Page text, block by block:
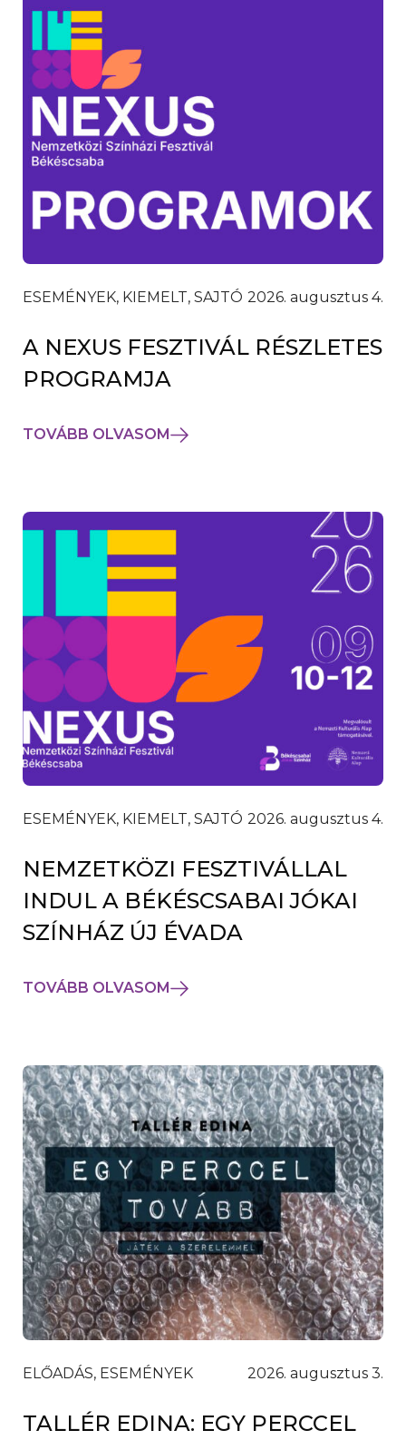
ESEMÉNYEK, KIEMELT, SAJTÓ 2026. augusztus 4.
A NEXUS FESZTIVÁL RÉSZLETES
PROGRAMJA
TOVÁBB OLVASOM
ESEMÉNYEK, KIEMELT, SAJTÓ 2026. augusztus 4.
NEMZETKÖZI FESZTIVÁLLAL
INDUL A BÉKÉSCSABAI JÓKAI
SZÍNHÁZ ÚJ ÉVADA
TOVÁBB OLVASOM
ELŐADÁS, ESEMÉNYEK 2026. augusztus 3.
TALLÉR EDINA: EGY PERCCEL